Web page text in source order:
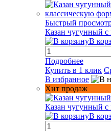
Быстрый
Казан чугунный
В
Подробнее
Купить в 1 клик
В избранное
Хит продаж
Казан чугунный
В